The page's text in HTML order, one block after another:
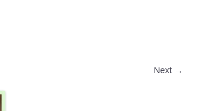
Next →